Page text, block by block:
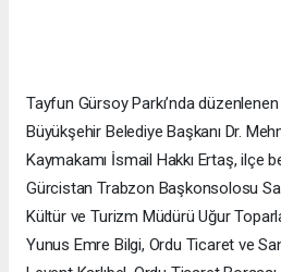
Tayfun Gürsoy Parkı’nda düzenlenen
Büyükşehir Belediye Başkanı Dr.
Kaymakamı İsmail Hakkı Ertaş, ilçe
Gürcistan Trabzon Başkonsolosu
Kültür ve Turizm Müdürü Uğur
Yunus Emre Bilgi, Ordu Ticaret ve